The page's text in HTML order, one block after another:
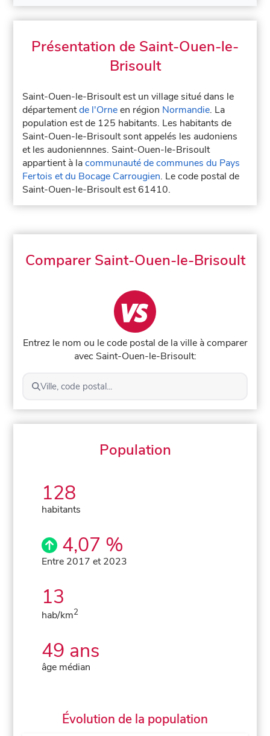
Présentation de Saint-Ouen-le-
Brisoult
Saint-Ouen-le-Brisoult est un village situé dans le
départementde l'Orneen région Normandie. La
population est de 125 habitants. Les habitants de
Saint-Ouen-le-Brisoult sont appelés les audoniens
et les audoniennnes. Saint-Ouen-le-Brisoult
appartient à lacommunauté de communes du Pays
Fertois et du Bocage Carrougien. Le code postal de
Saint-Ouen-le-Brisoult est 61410.
Comparer Saint-Ouen-le-Brisoult
Entrez le nom ou le code postal de la ville à comparer
avec Saint-Ouen-le-Brisoult:
Ville, code postal...
Population
128
habitants
4,07 %
Entre 2017 et 2023
13
hab/km2
49 ans
âge médian
Évolution de la population